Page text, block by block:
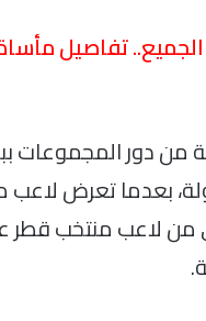
تفاصيل مأساة
بعدما تعرض
من لاعب منتخب